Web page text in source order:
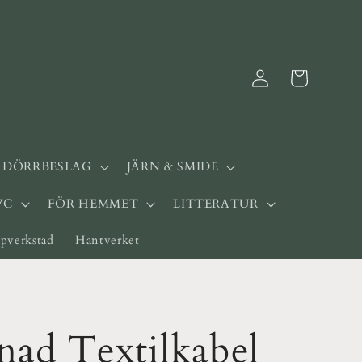
JÄRN & SMIDE
FÖR HEMMET LITTERATUR
Hantverket
Logga
in
Varukorg
Textilkabel